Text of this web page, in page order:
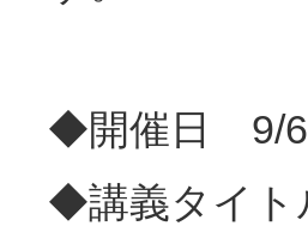
◆開催日 9/
◆講義タイト